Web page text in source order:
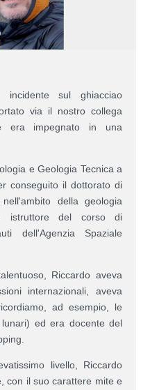
sul ghiacciao
via il nostro collega
era impegnato in una
e Geologia Tecnica a
conseguito il dottorato di
della geologia
istruttore del corso di
dell'Agenzia Spaziale
Riccardo aveva
internazionali, aveva
ad esempio, le
ed era docente del
livello, Riccardo
con il suo carattere mite e